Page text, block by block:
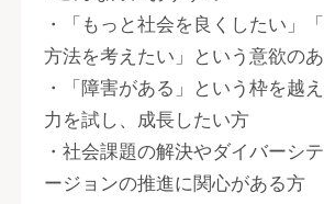
・「もっと社会を良くしたい」
方法を考えたい」という意欲の
・「障害がある」という枠を越
力を試し、成長したい方
・社会課題の解決やダイバーシ
ージョンの推進に関心がある方